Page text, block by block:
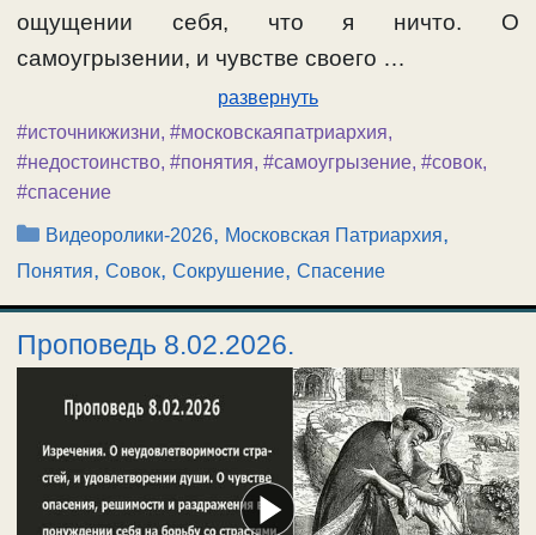
ощущении себя, что я ничто. О
самоугрызении, и чувстве своего …
развернуть
#источникжизни, #московскаяпатриархия,
#недостоинство, #понятия, #самоугрызение, #совок,
#спасение
Рубрики
Видеоролики-2026, Московская Патриархия,
Понятия, Совок, Сокрушение, Спасение
Проповедь 8.02.2026.